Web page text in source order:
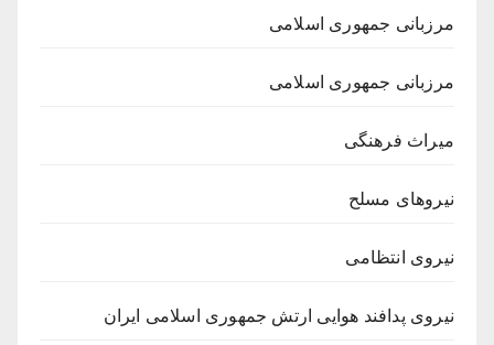
مرزبانی جمهوری اسلامی
مرزبانی جمهوری اسلامی
میراث فرهنگی
نیروهای مسلح
نیروی انتظامی
نیروی پدافند هوایی ارتش جمهوری اسلامی ایران